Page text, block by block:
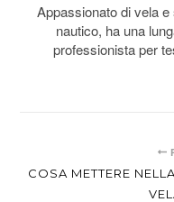
Appassionato di vela
nautico, ha una
professionista per
COSA METTERE